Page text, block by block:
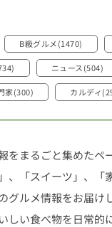
B級グルメ(1470)
ニュース(504)
家(300) カルディ
をまるごと集めたペ
、「スイーツ」、「
グルメ情報をお届
しい食べ物を日常的